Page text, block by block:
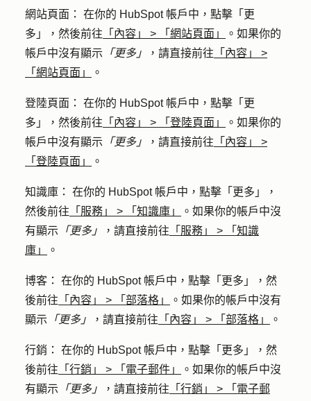
網站頁面 ： 在你的 HubSpot 帳戶中，點擊 「更
多」
，然後前往 「內容」 > 「網站頁面」
。如果你的
帳戶中沒有顯示 「更多」 ，請直接前往 「內容」
>
「網站頁面」
。
登陸頁面 ： 在你的 HubSpot 帳戶中，點擊 「更
多」
，然後前往 「內容」 > 「登陸頁面」
。如果你的
帳戶中沒有顯示 「更多」 ，請直接前往 「內容」
>
「登陸頁面」
。
知識庫 ： 在你的 HubSpot 帳戶中，點擊 「更多」
，
然後前往 「服務」 > 「知識庫」
。如果你的帳戶中沒
有顯示 「更多」 ，請直接前往 「服務」 >
「知識
庫」
。
博客 ： 在你的 HubSpot 帳戶中，點擊 「更多」
，然
後前往 「內容」 > 「部落格」
。如果你的帳戶中沒有
顯示 「更多」 ，請直接前往 「內容」 > 「部落格」 。
行銷 ： 在你的 HubSpot 帳戶中，點擊 「更多」
，然
後前往 「行銷」 > 「電子郵件」
。如果你的帳戶中沒
有顯示 「更多」 ，請直接前往 「行銷」 >
「電子郵